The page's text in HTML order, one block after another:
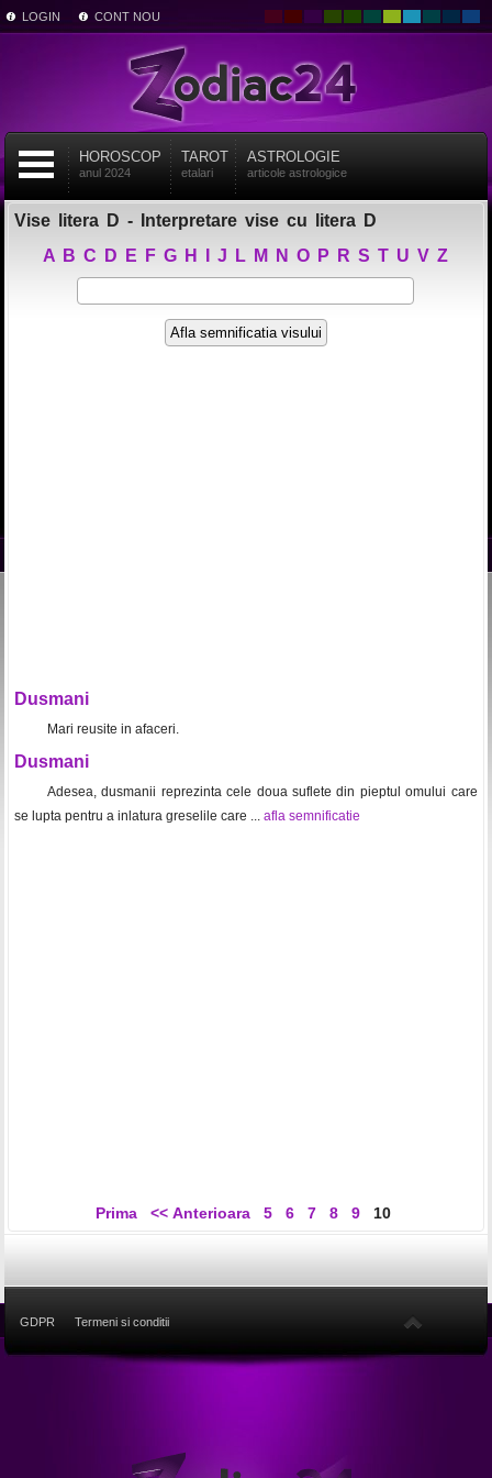
LOGIN CONT NOU
HOROSCOP
anul 2024
TAROT
etalari
ASTROLOGIE
articole astrologice
Vise litera D - Interpretare vise cu litera D
A B C D E F G H J L M N O P R S T U V Z
Dusmani
Mari reusite in afaceri.
Dusmani
Adesea, dusmanii reprezinta cele doua suflete din pieptul omului care
se lupta pentru a inlatura greselile care ... afla semnificatie
Prima << Anterioara 5 6 7 8 9 10
GDPR Termeni si conditii